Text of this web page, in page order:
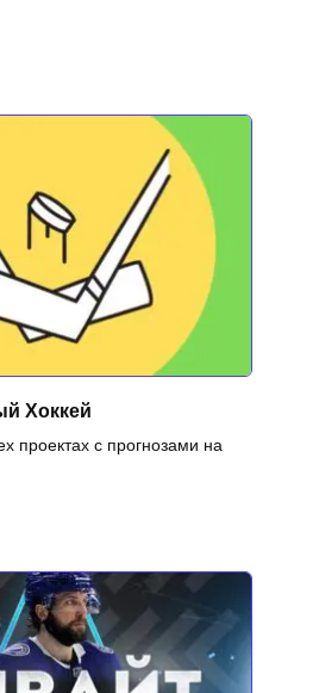
Хоккей
проектах с прогнозами на